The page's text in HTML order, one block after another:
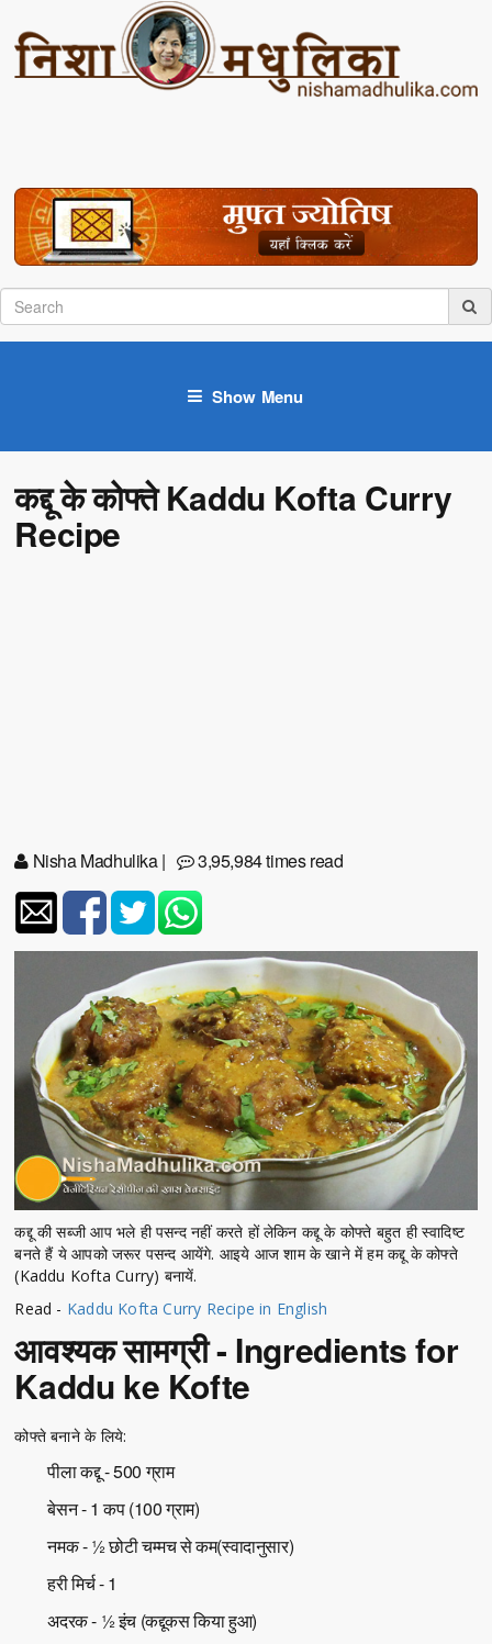
Show Menu
कद्दू के कोफ्ते Kaddu Kofta Curry
Recipe
Nisha Madhulika| 3,95,984 times read
कद्दू की सब्जी आप भले ही पसन्द नहीं करते हों लेकिन कद्दू के कोफ्ते बहुत ही स्वादिष्ट
बनते हैं ये आपको जरूर पसन्द आयेंगे. आइये आज शाम के खाने में हम कद्दू के कोफ्ते
(Kaddu Kofta Curry) बनायें.
Read - Kaddu Kofta Curry Recipe in English
आवश्यक सामग्री - Ingredients for
Kaddu ke Kofte
कोफ्ते बनाने के लिये:
पीला कद्दू - 500 ग्राम
बेसन - 1 कप (100 ग्राम)
नमक - ½ छोटी चम्मच से कम(स्वादानुसार)
हरी मिर्च - 1
अदरक - ½ इंच (कद्दूकस किया हुआ)